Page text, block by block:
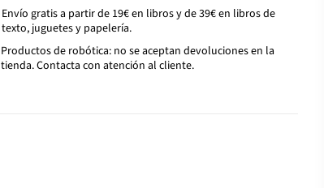
Envío gratis a partir de 19€ en libros y de 39€ en libros de
texto, juguetes y papelería.
Productos de robótica: no se aceptan devoluciones en la
tienda. Contacta con atención al cliente.